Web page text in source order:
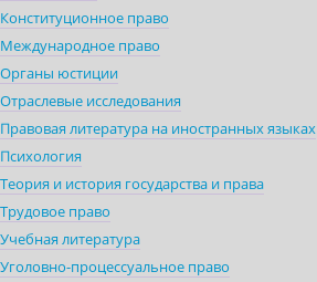
Конституционное право
Международное право
Органы юстиции
Отраслевые исследования
Правовая литература на иностранных языках
Психология
Теория и история государства и права
Трудовое право
Учебная литература
Уголовно-процессуальное право